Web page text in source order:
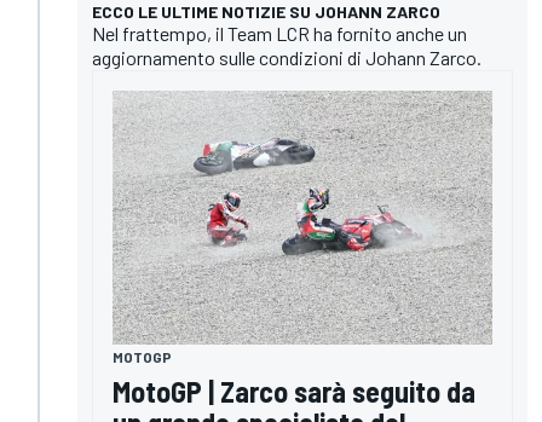
ECCO LE ULTIME NOTIZIE SU JOHANN ZARCO
Nel frattempo, il Team LCR ha fornito anche un
aggiornamento sulle condizioni di Johann Zarco.
MOTOGP
MotoGP | Zarco sarà seguito da